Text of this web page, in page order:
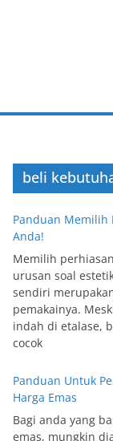
beli
Panduan Memilih
Anda!
Memilih
urusan soal
sendiri
pemakainya.
indah di etalase,
cocok
Panduan Untuk
Harga Emas
Bagi anda yang
emas, mungkin